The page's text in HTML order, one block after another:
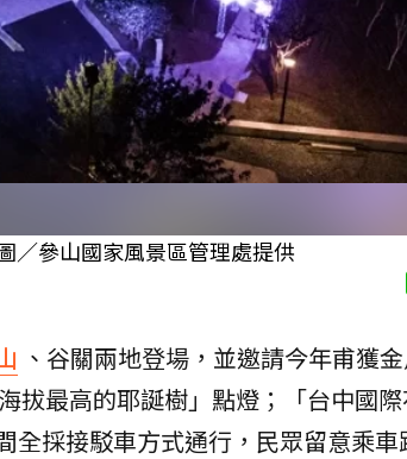
／參山國家風景區管理處提供
、谷關兩地登場，並邀請今年甫獲
拔最高的耶誕樹」點燈；「台中國
全採接駁車方式通行，民眾留意乘車